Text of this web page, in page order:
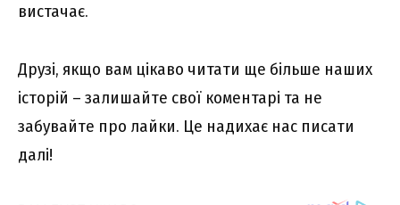
вистачає.
Друзі, якщо вам цікаво читати ще більше наших
історій – залишайте свої коментарі та не
забувайте про лайки. Це надихає нас писати
далі!